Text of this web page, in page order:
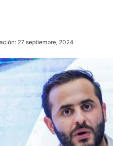
27 septiembre, 2024